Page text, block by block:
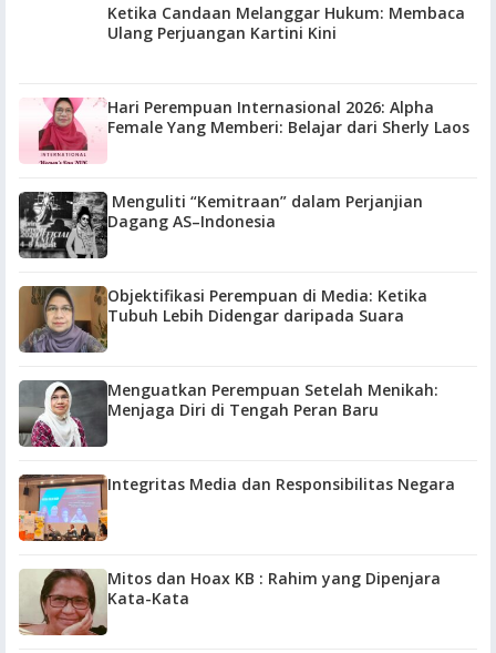
Ketika Candaan Melanggar Hukum: Membaca
Ulang Perjuangan Kartini Kini
Hari Perempuan Internasional 2026: Alpha
Female Yang Memberi: Belajar dari Sherly Laos
Menguliti “Kemitraan” dalam Perjanjian
Dagang AS–Indonesia
Objektifikasi Perempuan di Media: Ketika
Tubuh Lebih Didengar daripada Suara
Menguatkan Perempuan Setelah Menikah:
Menjaga Diri di Tengah Peran Baru
Integritas Media dan Responsibilitas Negara
Mitos dan Hoax KB : Rahim yang Dipenjara
Kata-Kata